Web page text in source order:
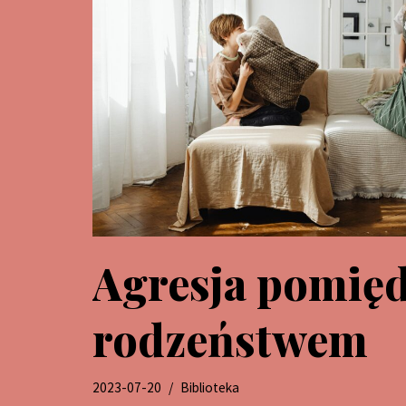
Agresja
rodzeństwem
2023-07-20 Biblioteka